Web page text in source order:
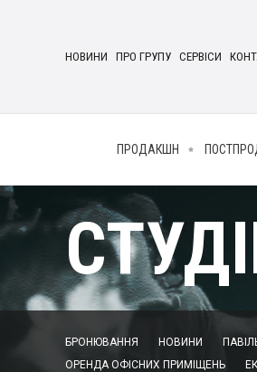
НОВИНИ ПРО ГРУПУ СЕРВІСИ
ПРОДАКШН
БРОНЮВАННЯ НОВИНИ
ОРЕНДА ОФІСНИХ ПРИМІЩЕНЬ